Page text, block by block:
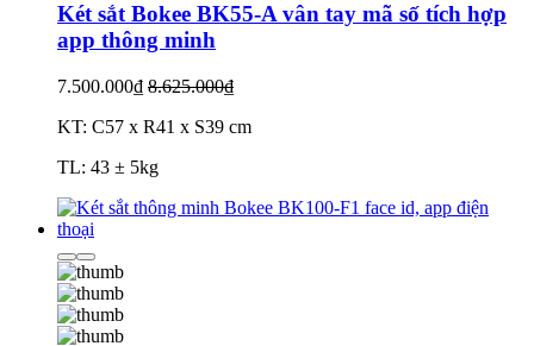
Két sắt Bokee BK55-A vân tay mã số tích hợp
app thông minh
7.500.000₫ 8.625.000₫
KT: C57 x R41 x S39 cm
TL: 43 ± 5kg